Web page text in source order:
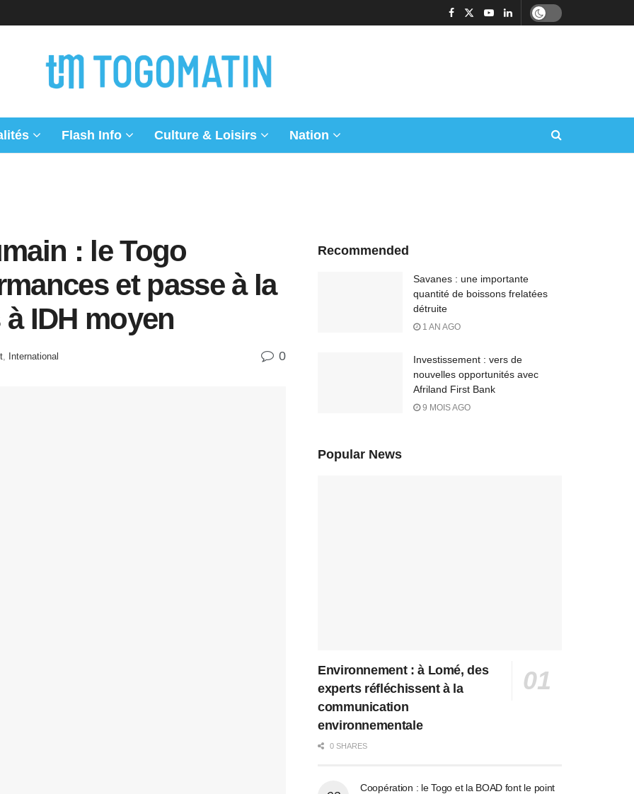
Flash Info Culture & Loisirs Nation
: le Togo
et passe à la
IDH moyen
International 0
Recommended
Savanes : une importante
quantité de boissons frelatées
détruite
1 AN AGO
Investissement : vers de
nouvelles opportunités avec
Afriland First Bank
9 MOIS AGO
Popular News
Environnement : à Lomé, des
experts réfléchissent à la
communication
environnementale
0 SHARES
Coopération : le Togo et la BOAD font le point